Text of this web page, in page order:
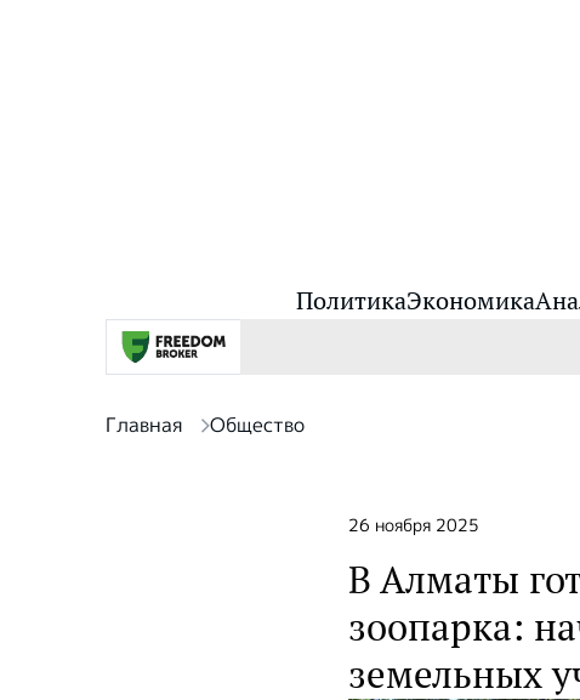
ПолитикаЭкономика
Главная Общество
26 ноября 2025
В Алматы
зоопарка:
земельных